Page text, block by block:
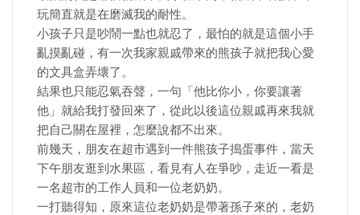
玩簡直就是在磨滅我的耐性。
小孩子只是吵鬧一點也就忍了，最怕的就是這個小手
亂摸亂碰，有一次我家親戚帶來的熊孩子就把我心愛
的文具盒弄壞了。
結果也只能忍氣吞聲，一句「他比你小，你要讓著
他」就給我打發回來了，從此以後這位親戚再來我就
把自己關在屋裡，怎麼說都不出來。
前幾天，朋友在超市遇到一件熊孩子搗蛋事件，當天
下午朋友逛到水果區，看見有人在爭吵，走近一看是
一名超市的工作人員和一位老奶奶。
一打聽得知，原來這位老奶奶是帶著孫子來的，老奶